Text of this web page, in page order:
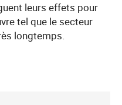
leurs effets pour
tel que le secteur
longtemps.